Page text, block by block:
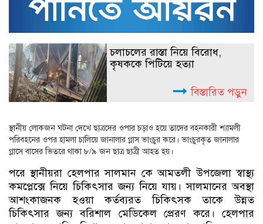
চলাচলের রাস্তা নিয়ে বিরোধ,
কৃষককে পিটিয়ে হত্যা
বিস্তারিত পড়ুন
স্থানীয় লোকজন ঘটনা দেখে ছাত্রদের ওপার চড়াও হয়ে তাদের বহনকারী শ্যামলী
পরিবহনের ওপর হামলা চালিয়ে জানালার গ্লাস ভাংচুর করে। ভাংচুরকৃত জানালার
গ্লাসে বাসের ভিতরে থাকা ৮/৯ জন ছাত্র ছাত্রী আহত হয়।
পরে স্থানীয়রা হেলপার সালমান কে আমতলী উপজেলা স্বাস্থ্য
কমপ্লেক্সে নিয়ে চিকিৎসার জন্য নিয়ে যায়। সালমানের অবস্থা
আশংকাজনক হওয়া কর্তব্যরত চিকিৎসক তাকে উন্নত
চিকিৎসার জন্য বরিশাল মেডিকেল প্রেরণ করে। হেলপার